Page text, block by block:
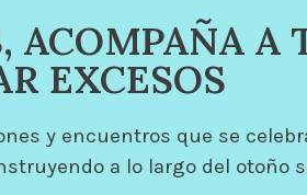
ACOMPAÑA A
EXCESOS
y encuentros que se
a lo largo del otoño